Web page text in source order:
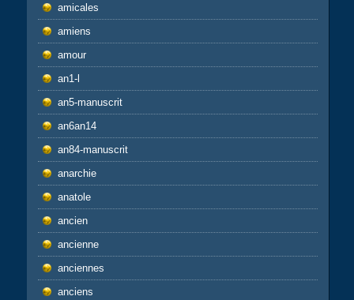
amicales
amiens
amour
an1-l
an5-manuscrit
an6an14
an84-manuscrit
anarchie
anatole
ancien
ancienne
anciennes
anciens